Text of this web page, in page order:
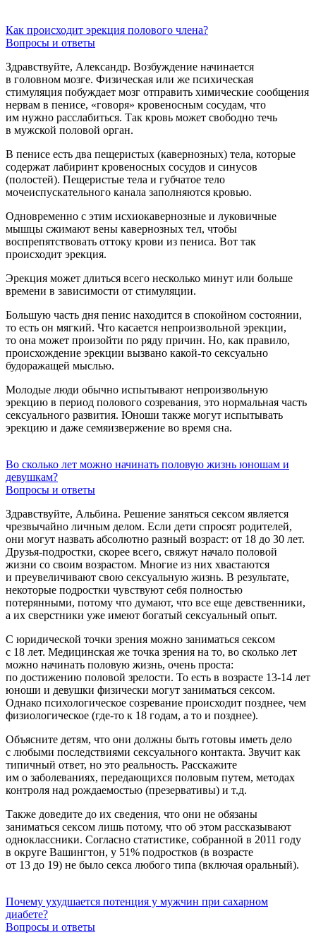
Как происходит эрекция полового члена?
Вопросы и ответы
Здравствуйте, Александр. Возбуждение начинается
в головном мозге. Физическая или же психическая
стимуляция побуждает мозг отправить химические сообщения
нервам в пенисе, «говоря» кровеносным сосудам, что
им нужно расслабиться. Так кровь может свободно течь
в мужской половой орган.
В пенисе есть два пещеристых (кавернозных) тела, которые
содержат лабиринт кровеносных сосудов и синусов
(полостей). Пещеристые тела и губчатое тело
мочеиспускательного канала заполняются кровью.
Одновременно с этим исхиокавернозные и луковичные
мышцы сжимают вены кавернозных тел, чтобы
воспрепятствовать оттоку крови из пениса. Вот так
происходит эрекция.
Эрекция может длиться всего несколько минут или больше
времени в зависимости от стимуляции.
Большую часть дня пенис находится в спокойном состоянии,
то есть он мягкий. Что касается непроизвольной эрекции,
то она может произойти по ряду причин. Но, как правило,
происхождение эрекции вызвано какой-то сексуально
будоражащей мыслью.
Молодые люди обычно испытывают непроизвольную
эрекцию в период полового созревания, это нормальная часть
сексуального развития. Юноши также могут испытывать
эрекцию и даже семяизвержение во время сна.
Во сколько лет можно начинать половую жизнь юношам и
девушкам?
Вопросы и ответы
Здравствуйте, Альбина. Решение заняться сексом является
чрезвычайно личным делом. Если дети спросят родителей,
они могут назвать абсолютно разный возраст: от 18 до 30 лет.
Друзья-подростки, скорее всего, свяжут начало половой
жизни со своим возрастом. Многие из них хвастаются
и преувеличивают свою сексуальную жизнь. В результате,
некоторые подростки чувствуют себя полностью
потерянными, потому что думают, что все еще девственники,
а их сверстники уже имеют богатый сексуальный опыт.
С юридической точки зрения можно заниматься сексом
с 18 лет. Медицинская же точка зрения на то, во сколько лет
можно начинать половую жизнь, очень проста:
по достижению половой зрелости. То есть в возрасте 13-14 лет
юноши и девушки физически могут заниматься сексом.
Однако психологическое созревание происходит позднее, чем
физиологическое (где-то к 18 годам, а то и позднее).
Объясните детям, что они должны быть готовы иметь дело
с любыми последствиями сексуального контакта. Звучит как
типичный ответ, но это реальность. Расскажите
им о заболеваниях, передающихся половым путем, методах
контроля над рождаемостью (презервативы) и т.д.
Также доведите до их сведения, что они не обязаны
заниматься сексом лишь потому, что об этом рассказывают
одноклассники. Согласно статистике, собранной в 2011 году
в округе Вашингтон, у 51% подростков (в возрасте
от 13 до 19) не было секса любого типа (включая оральный).
Почему ухудшается потенция у мужчин при сахарном
диабете?
Вопросы и ответы